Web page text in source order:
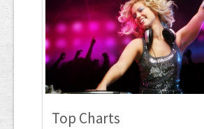
Top Charts